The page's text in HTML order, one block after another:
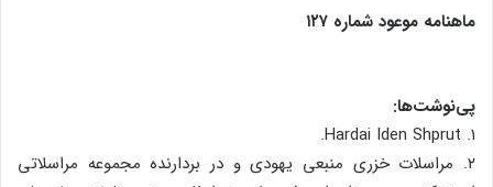
ماهنامه موعود شماره ۱۲۷
پی‌نوشت‌ها:
۱. Hardai Iden Shprut.
۲. مراسلات خزری منبعی یهودی و در بردارنده مجموعه مراسلاتی